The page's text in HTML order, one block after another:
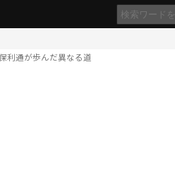
利通が歩んだ異なる道